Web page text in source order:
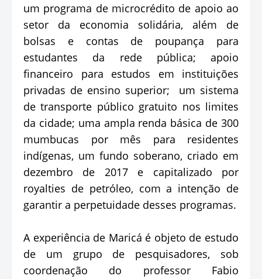
um programa de microcrédito de apoio ao
setor da economia solidária, além de
bolsas e contas de poupança para
estudantes da rede pública; apoio
financeiro para estudos em instituições
privadas de ensino superior; um sistema
de transporte público gratuito nos limites
da cidade; uma ampla renda básica de 300
mumbucas por mês para residentes
indígenas, um fundo soberano, criado em
dezembro de 2017 e capitalizado por
royalties de petróleo, com a intenção de
garantir a perpetuidade desses programas.
A experiência de Maricá é objeto de estudo
de um grupo de pesquisadores, sob
coordenação do professor Fabio